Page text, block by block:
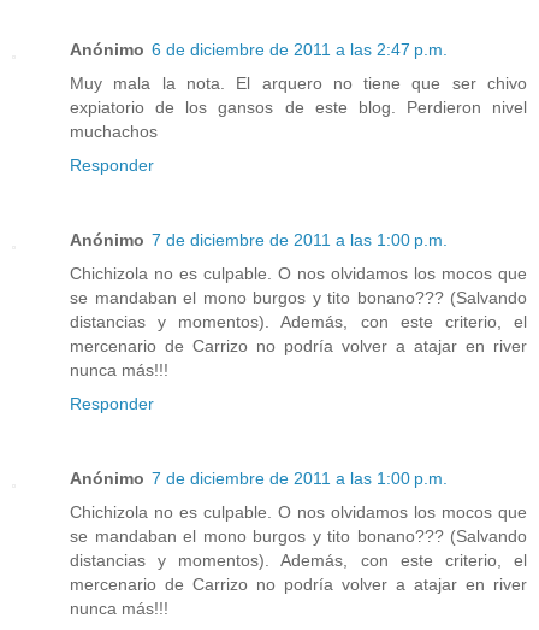
Anónimo 6 de diciembre de 2011 a las 2:47 p.m.
Muy mala la nota. El arquero no tiene que ser chivo
expiatorio de los gansos de este blog. Perdieron nivel
muchachos
Responder
Anónimo 7 de diciembre de 2011 a las 1:00 p.m.
Chichizola no es culpable. O nos olvidamos los mocos que
se mandaban el mono burgos y tito bonano??? (Salvando
distancias y momentos). Además, con este criterio, el
mercenario de Carrizo no podría volver a atajar en river
nunca más!!!
Responder
Anónimo 7 de diciembre de 2011 a las 1:00 p.m.
Chichizola no es culpable. O nos olvidamos los mocos que
se mandaban el mono burgos y tito bonano??? (Salvando
distancias y momentos). Además, con este criterio, el
mercenario de Carrizo no podría volver a atajar en river
nunca más!!!